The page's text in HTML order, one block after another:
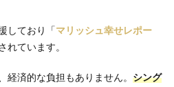
しており「マリッシュ幸せレポー
れています。
済的な負担もありません。 シング